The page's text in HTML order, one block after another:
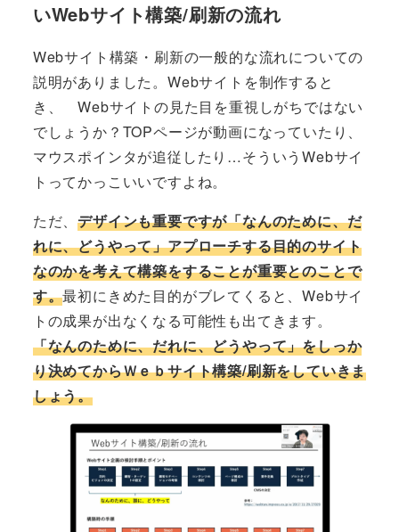
いWebサイト構築/刷新の流れ
Webサイト構築・刷新の一般的な流れについての
説明がありました。Webサイトを制作すると
き、 Webサイトの見た目を重視しがちではない
でしょうか？TOPページが動画になっていたり、
マウスポインタが追従したり…そういうWebサイ
トってかっこいいですよね。
ただ、デザインも重要ですが「なんのために、だ
れに、どうやって」アプローチする目的のサイト
なのかを考えて構築をすることが重要とのことで
す。最初にきめた目的がブレてくると、Webサイ
トの成果が出なくなる可能性も出てきます。
「なんのために、だれに、どうやって」をしっか
り決めてからＷｅｂサイト構築/刷新をしていきま
しょう。